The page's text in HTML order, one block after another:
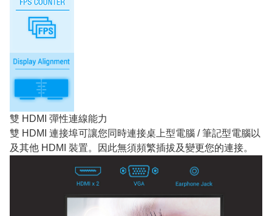
雙 HDMI 彈性連線能力
雙 HDMI 連接埠可讓您同時連接桌上型電腦 / 筆記型電腦以
及其他 HDMI 裝置。因此無須頻繁插拔及變更您的連接。